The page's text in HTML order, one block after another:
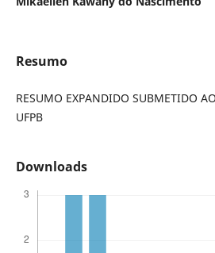
Resumo
RESUMO EXPANDIDO SUBMETIDO
UFPB
Downloads